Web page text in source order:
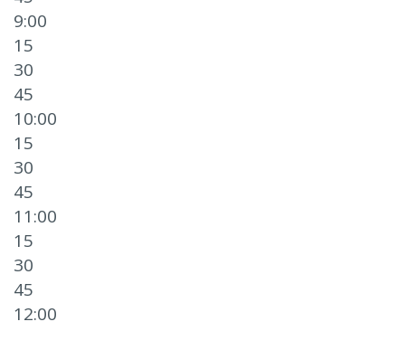
9:00
15
30
45
10:00
15
30
45
11:00
15
30
45
12:00